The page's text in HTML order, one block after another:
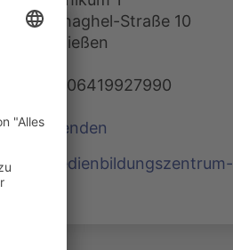
Otto-Behaghel-Straße 10
35394 Gießen
Telefon: 06419927990
E-Mail senden
www.medienbildungszentrum-
sued.de